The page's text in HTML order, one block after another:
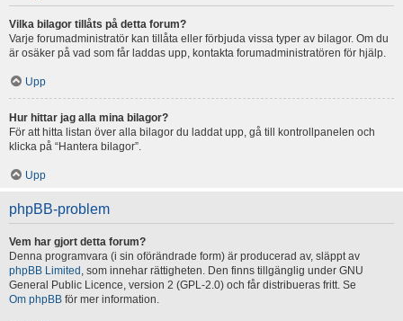
Vilka bilagor tillåts på detta forum?
Varje forumadministratör kan tillåta eller förbjuda vissa typer av bilagor. Om du
är osäker på vad som får laddas upp, kontakta forumadministratören för hjälp.
Upp
Hur hittar jag alla mina bilagor?
För att hitta listan över alla bilagor du laddat upp, gå till kontrollpanelen och
klicka på “Hantera bilagor”.
Upp
phpBB-problem
Vem har gjort detta forum?
Denna programvara (i sin oförändrade form) är producerad av, släppt av
phpBB Limited , som innehar rättigheten. Den finns tillgänglig under GNU
General Public Licence, version 2 (GPL-2.0) och får distribueras fritt. Se
Om phpBB för mer information.